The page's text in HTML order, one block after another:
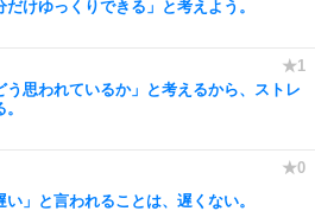
だけゆっくりできる」と考えよう。
う思われているか」と考えるから、ストレ
い」と言われることは、遅くない。